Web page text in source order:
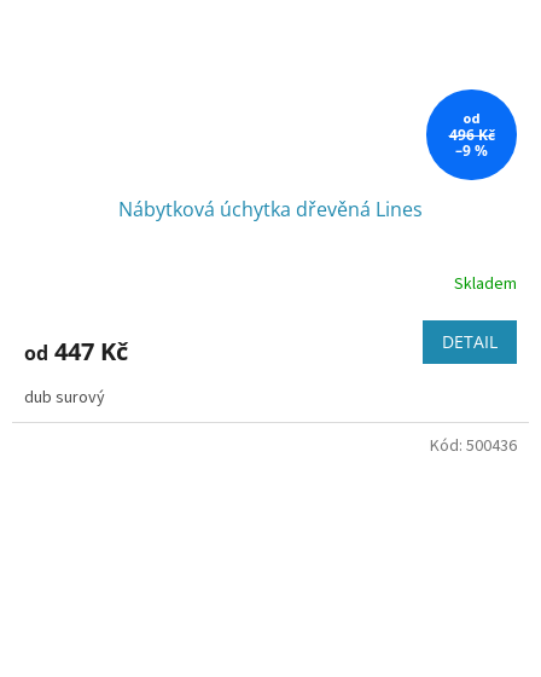
od
496 Kč
–9 %
Nábytková úchytka dřevěná Lines
Skladem
od 447 Kč DETAIL
dub surový
Kód: 500436